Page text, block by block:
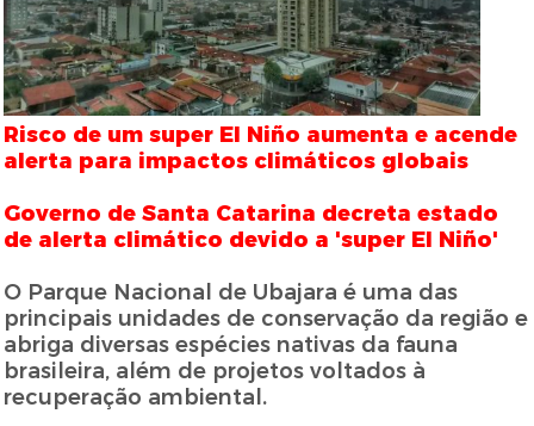
Risco de um super El Niño aumenta e acende
alerta para impactos climáticos globais
Governo de Santa Catarina decreta estado
de alerta climático devido a 'super El Niño'
O Parque Nacional de Ubajara é uma das
principais unidades de conservação da região e
abriga diversas espécies nativas da fauna
brasileira, além de projetos voltados à
recuperação ambiental.